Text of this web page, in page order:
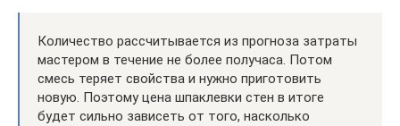
Количество рассчитывается из прогноза затраты
мастером в течение не более получаса. Потом
смесь теряет свойства и нужно приготовить
новую. Поэтому цена шпаклевки стен в итоге
будет сильно зависеть от того, насколько